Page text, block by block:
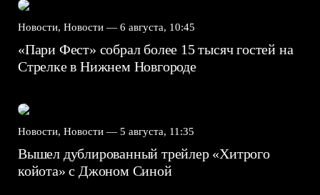
Новости, Новости — 6 августа, 10:45
«Пари Фест» собрал более 15 тысяч гостей на
Стрелке в Нижнем Новгороде
Новости, Новости — 5 августа, 11:35
Вышел дублированный трейлер «Хитрого
койота» с Джоном Синой